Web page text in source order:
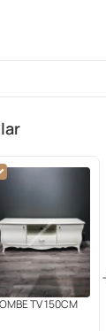
TV 150CM